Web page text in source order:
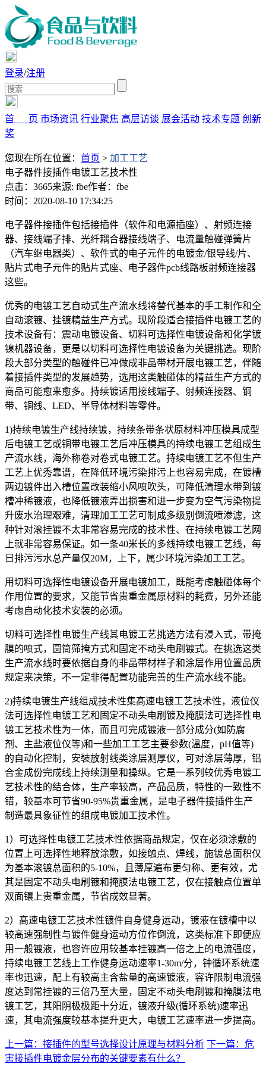
登录/注册
首 页 市场资讯 行业聚焦 高层访谈 展会活动 技术专题 创新
奖
您现在所在位置： 首页 > 加工工艺
电子器件接插件电镀工艺技术性
点击：3665来源: fbe作者：fbe
时间：2020-08-10 17:34:25
电子器件接插件包括接插件（软件和电源插座）、射频连接
器、接线端子排、光纤耦合器接线端子、电流量触碰弹簧片
（汽车继电器类）、软件式的电子元件的电镀金/银导线/片、
贴片式电子元件的贴片式座、电子器件pcb线路板射频连接器
这些。
优秀的电镀工艺自动式生产流水线将替代基本的手工制作和全
自动滚镀、挂镀精益生产方式。现阶段适合接插件电镀工艺的
技术设备有：震动电镀设备、切料可选择性电镀设备和化学镀
镍机器设备，更是以切料可选择性电镀设备为关键挑选。现阶
段大部分类型的触碰件已冲做成非晶带材开展电镀工艺，伴随
着接插件类型的发展趋势，选用这类触碰体的精益生产方式的
商品可能愈来愈多。持续镀适用接线端子、射频连接器、铜
带、铜线、LED、半导体材料等零件。
1)持续电镀生产线持续镀，持续条带条状原材料冲压模具成型
后电镀工艺或铜带电镀工艺后冲压模具的持续电镀工艺组成生
产流水线，海外称卷对卷式电镀工艺。持续电镀工艺不但生产
工艺上优秀靠谱，在降低环境污染排污上也容易完成，在镀槽
两边镀件出入槽位置改装缩小风喷吹头，可降低清理水带到镀
槽冲稀镀液，也降低镀液弄出损害和进一步变为空气污染物提
升废水治理艰难，清理加工工艺可制成多级别倒流喷渗滤，这
种针对滚挂镀不太非常容易完成的技术性、在持续电镀工艺网
上就非常容易保证。如一条40米长的多线持续电镀工艺线，每
日排污污水总产量仅20M，上下，属少环境污染加工工艺。
用切料可选择性电镀设备开展电镀加工，既能考虑触碰体每个
作用位置的要求，又能节省贵重金属原材料的耗费，另外还能
考虑自动化技术安装的必须。
切料可选择性电镀生产线其电镀工艺挑选方法有浸入式，带掩
膜的喷式，圆筒筛掩方式和固定不动头电刷镀式。在挑选这类
生产流水线时要依据自身的非晶带材样子和涂层作用位置品质
规定来决策，不一定非得配置功能完善的生产流水线不能。
2)持续电镀生产线组成技术性集髙速电镀工艺技术性，液位仪
法可选择性电镀工艺和固定不动头电刷镀及掩膜法可选择性电
镀工艺技术性为一体，而且可完成镀液一部分成分(如防腐
剂、主盐液位仪等)和一些加工工艺主要参数(溫度，pH值等)
的自动化控制，安裝放射线类涂层测厚仪，可对涂层薄厚，铝
合金成份完成线上持续测量和操纵。它是一系列较优秀电镀工
艺技术性的结合体，生产率较高，产品品质，特性的一致性不
错，较基本可节省90-95%贵重金属，是电子器件接插件生产
制造最具象征性的组成电镀加工技术性。
1）可选择性电镀工艺技术性依据商品规定，仅在必须涂敷的
位置上可选择性地释放涂敷，如接触点、焊线，施镀总面积仅
为基本滚镀总面积的5-10%，且薄厚遍布更匀称、更有效，尤
其是固定不动头电刷镀和掩膜法电镀工艺，仅在接触点位置单
双面镶上贵重金属，节省成效显著。
2）髙速电镀工艺技术性镀件自身健身运动，镀液在镀槽中以
较髙速强制性与镀件健身运动方位作倒流，这类标准下即便应
用一般镀液，也容许应用较基本挂镀高一倍之上的电流强度，
持续电镀工艺线上工作健身运动速率1-30m/分，钟循环系统速
率也迅速，配上有较高主含盐量的髙速镀液，容许限制电流强
度达到常挂镀的三倍乃至大量，固定不动头电刷镀和掩膜法电
镀工艺，其阳阴极极距十分近，镀液升级(循环系统)速率迅
速，其电流强度较基本提升更大，电镀工艺速率进一步提高。
上一篇：接插件的型号选择设计原理与材料分析 下一篇：危
害接插件电镀金层分布的关键要素有什么？